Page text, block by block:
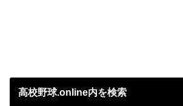
高校野球.online内を検索